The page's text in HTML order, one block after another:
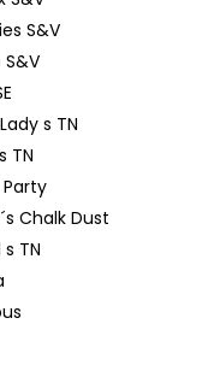
S&V
s TN
TN
Chalk Dust
TN